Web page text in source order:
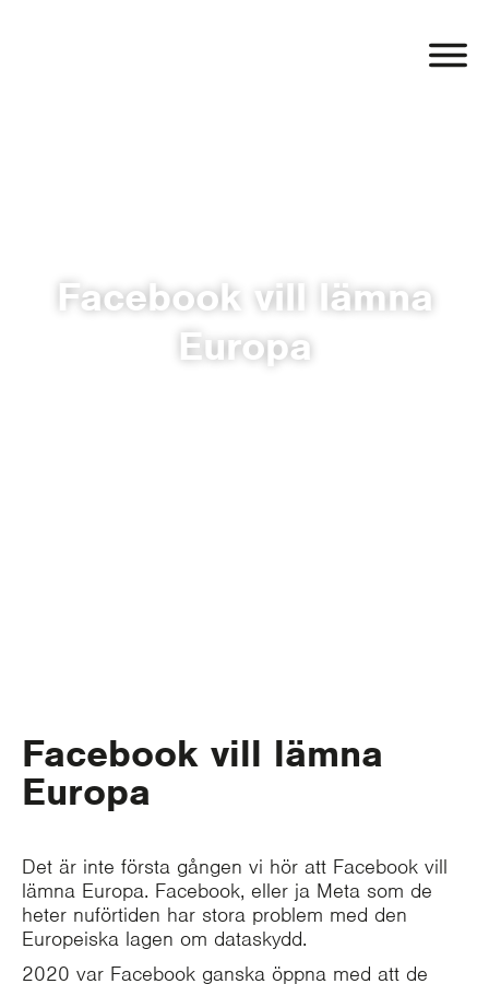
Facebook vill lämna
Europa
Facebook vill lämna
Europa
Det är inte första gången vi hör att Facebook vill
lämna Europa. Facebook, eller ja Meta som de
heter nuförtiden har stora problem med den
Europeiska lagen om dataskydd.
2020 var Facebook ganska öppna med att de